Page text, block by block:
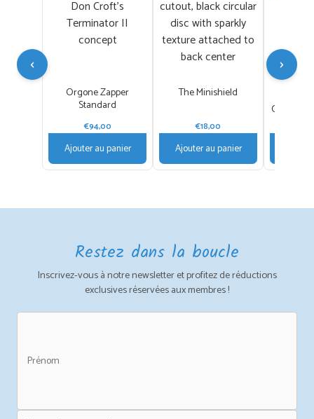
‹
Orgone Zapper
Standard
€94,00
Ajouter au panier
The Minishield
€18,00
Ajouter au panier
Gold and
›
Restez dans la boucle
Inscrivez-vous à notre newsletter et profitez de réductions
exclusives réservées aux membres !